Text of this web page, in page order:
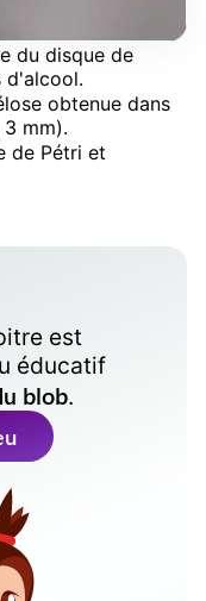
du disque de
d'alcool.
obtenue dans
mm).
de Pétri et
est
éducatif
blob.